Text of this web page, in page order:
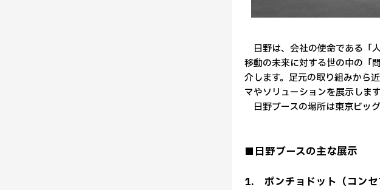
日野は、会社の使命である「
移動の未来に対する世の中の「
介します。足元の取り組みから
マやソリューションを展示しま
日野ブースの場所は東京ビッ
■日野ブースの主な展示
1. ポンチョドット（コンセ